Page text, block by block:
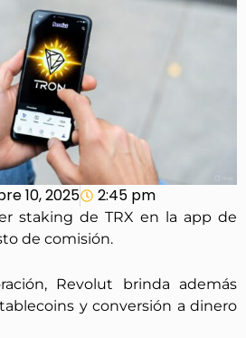
10, 2025 2:45 pm
staking de TRX en la app de
de comisión.
Revolut brinda además
y conversión a dinero